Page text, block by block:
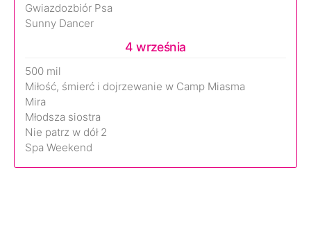
Gwiazdozbiór Psa
Sunny Dancer
4 września
500 mil
Miłość, śmierć i dojrzewanie w Camp Miasma
Mira
Młodsza siostra
Nie patrz w dół 2
Spa Weekend